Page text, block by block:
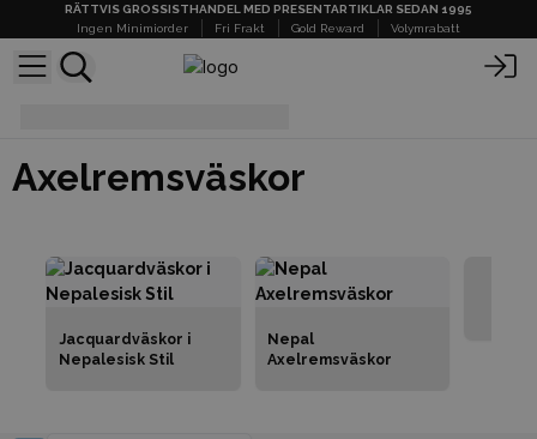
RÄTTVIS GROSSISTHANDEL MED PRESENTARTIKLAR SEDAN 1995
Ingen Minimiorder
Fri Frakt Gold Reward Volymrabatt
Axelremsväskor
Jacquardväskor i
Nepalesisk Stil
Nepal
Axelremsväskor